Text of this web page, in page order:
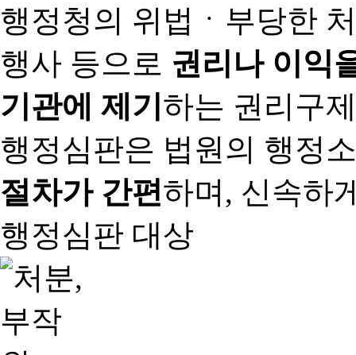
행정청의 위법ㆍ부당한
행사 등으로 권리나 이익
기관에 제기하는 권리구
행정심판은 법원의 행정
절차가 간편하며, 신속하
행정심판 대상